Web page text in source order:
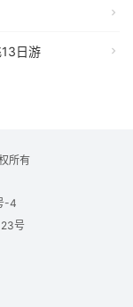
日游
所有
-4
号